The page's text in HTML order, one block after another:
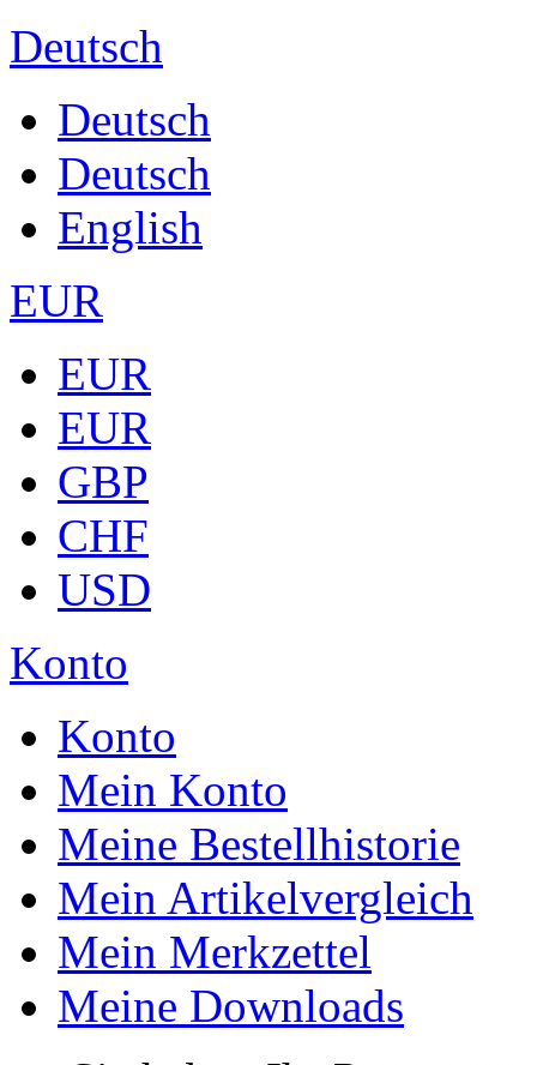
Deutsch
Deutsch
Deutsch
English
EUR
EUR
EUR
GBP
CHF
USD
Konto
Konto
Mein Konto
Meine Bestellhistorie
Mein Artikelvergleich
Mein Merkzettel
Meine Downloads